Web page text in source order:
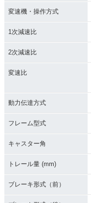
変速機・操作方式
1次減速比
2次減速比
変速比
動力伝達方式
フレーム型式
キャスター角
トレール量 (mm)
ブレーキ形式（前）